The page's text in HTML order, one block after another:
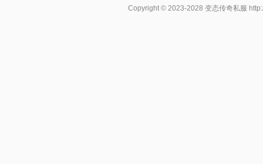
Copyright © 2023-2028变态传奇私服